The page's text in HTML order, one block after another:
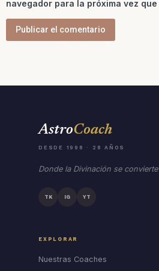
navegador para la próxima vez
AstroCoach
DESDE 1998 · 28 AÑOS
Donde la Divinación se
TK IG YT
EXPLORAR
Nuestras Coaches